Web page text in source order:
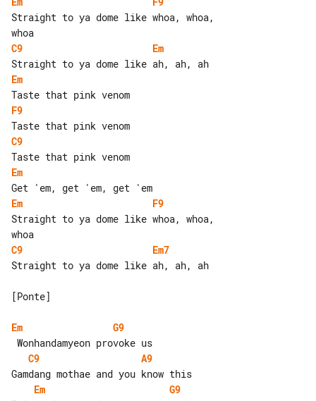
Straight to ya dome like whoa, whoa,
C9
Em
Em
F9
C9
Em
Em
F9
Straight to ya dome like whoa, whoa,
C9
Em7
Straight to ya dome like ah, ah, ah
[Ponte]
Em
G9
C9
A9
Em
G9